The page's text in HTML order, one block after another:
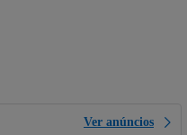
Ver anúncios